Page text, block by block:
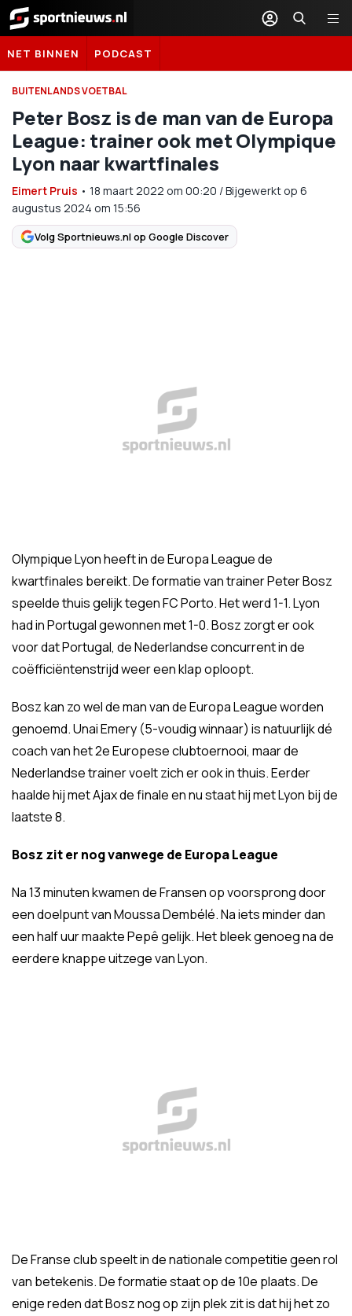
Sportnieuws.nl
NET BINNEN PODCAST
BUITENLANDS VOETBAL
Peter Bosz is de man van de Europa
League: trainer ook met Olympique
Lyon naar kwartfinales
Eimert Pruis • 18 maart 2022 om 00:20 /Bijgewerkt op 6
augustus 2024 om 15:56
Volg Sportnieuws.nl op Google Discover
Olympique Lyon heeft in de Europa League de
kwartfinales bereikt. De formatie van trainer Peter Bosz
speelde thuis gelijk tegen FC Porto. Het werd 1-1. Lyon
had in Portugal gewonnen met 1-0. Bosz zorgt er ook
voor dat Portugal, de Nederlandse concurrent in de
coëfficiëntenstrijd weer een klap oploopt.
Bosz kan zo wel de man van de Europa League worden
genoemd. Unai Emery (5-voudig winnaar) is natuurlijk dé
coach van het 2e Europese clubtoernooi, maar de
Nederlandse trainer voelt zich er ook in thuis. Eerder
haalde hij met Ajax de finale en nu staat hij met Lyon bij de
laatste 8.
Bosz zit er nog vanwege de Europa League
Na 13 minuten kwamen de Fransen op voorsprong door
een doelpunt van Moussa Dembélé. Na iets minder dan
een half uur maakte Pepê gelijk. Het bleek genoeg na de
eerdere knappe uitzege van Lyon.
De Franse club speelt in de nationale competitie geen rol
van betekenis. De formatie staat op de 10e plaats. De
enige reden dat Bosz nog op zijn plek zit is dat hij het zo